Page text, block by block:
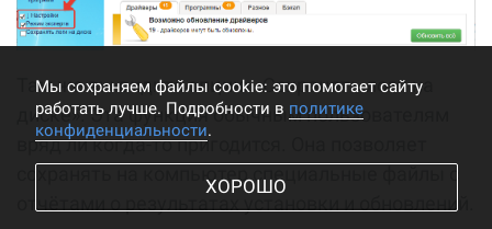
Там же вы видите опцию «Сохранять логи на
диске». Эта функция обычным пользователям
вряд ли когда-то пригодится. Она позволяет
сохранять на компьютер специальные файлы с
Мы cохраняем файлы cookie: это помогает сайту
работать лучше. Подробности в политике
конфиденциальности.
ХОРОШО